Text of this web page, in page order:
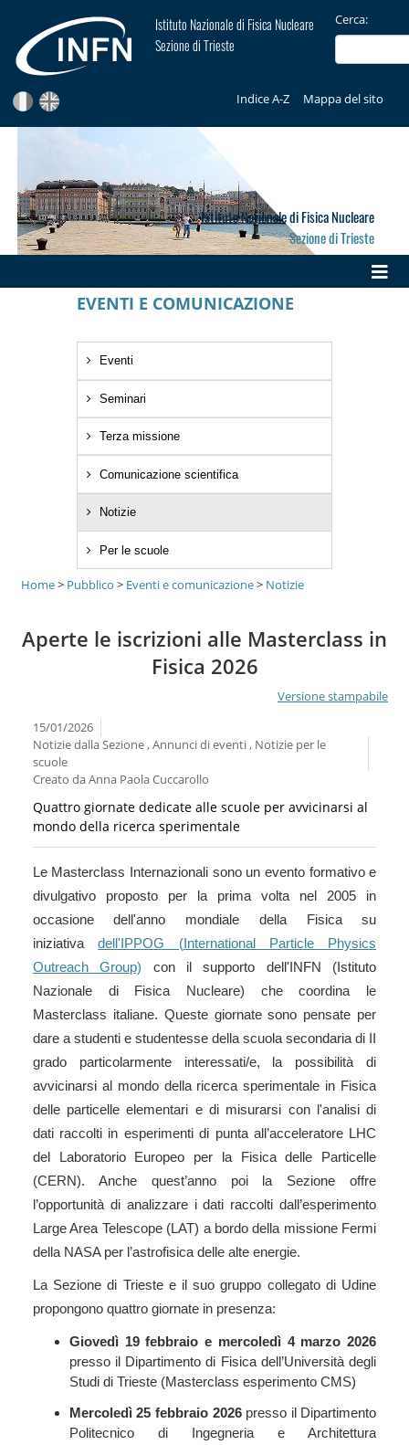
Istituto Nazionale di Fisica Nucleare
Sezione di Trieste
Cerca:
Indice A-Z Mappa del sito
Istituto Nazionale di Fisica Nucleare
Sezione di Trieste
EVENTI E COMUNICAZIONE
Eventi
Seminari
Terza missione
Comunicazione scientifica
Notizie
Per le scuole
Home> Pubblico > Eventi e comunicazione> Notizie
Aperte le iscrizioni alle Masterclass in
Fisica 2026
Versione stampabile
15/01/2026
Notizie dalla Sezione , Annunci di eventi , Notizie per le
scuole
Creato daAnna Paola Cuccarollo
Quattro giornate dedicate alle scuole per avvicinarsi al
mondo della ricerca sperimentale
Le Masterclass Internazionali sono un evento formativo e
divulgativo proposto per la prima volta nel 2005 in
occasione dell'anno mondiale della Fisica su
iniziativadell'IPPOG (International Particle Physics
Outreach Group) con il supporto dell'INFN (Istituto
Nazionale di Fisica Nucleare) che coordina le
Masterclass italiane. Queste giornate sono pensate per
dare a studenti e studentesse della scuola secondaria di II
grado particolarmente interessati/e, la possibilità di
avvicinarsi al mondo della ricerca sperimentale in Fisica
delle particelle elementari e di misurarsi con l'analisi di
dati raccolti in esperimenti di punta all’acceleratore LHC
del Laboratorio Europeo per la Fisica delle Particelle
(CERN). Anche quest’anno poi la Sezione offre
l’opportunità di analizzare i dati raccolti dall’esperimento
Large Area Telescope (LAT) a bordo della missione Fermi
della NASA per l’astrofisica delle alte energie.
La Sezione di Trieste e il suo gruppo collegato di Udine
propongono quattro giornate in presenza:
Giovedì 19 febbraio e mercoledì 4 marzo 2026
presso il Dipartimento di Fisica dell’Università degli
Studi di Trieste (Masterclass esperimento CMS)
Mercoledì 25 febbraio 2026presso il Dipartimento
Politecnico di Ingegneria e Architettura